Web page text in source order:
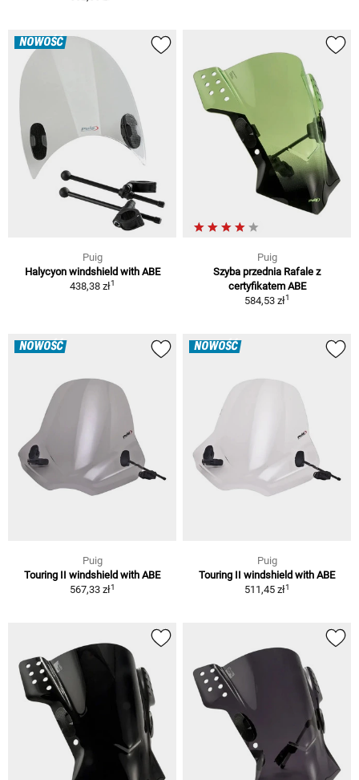
NOWOŚĆ
Puig
Halycyon windshield with ABE
438,38 zł1
Puig
Szyba przednia Rafale z
certyfikatem ABE
584,53 zł1
NOWOŚĆ
Puig
Touring II windshield with ABE
567,33 zł1
NOWOŚĆ
Puig
Touring II windshield with ABE
511,45 zł1